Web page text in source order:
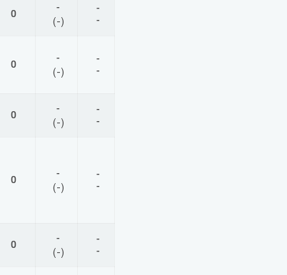
0
-
(-)
-
-
0
-
(-)
-
-
0
-
(-)
-
-
0
-
(-)
-
-
0
-
(-)
-
-